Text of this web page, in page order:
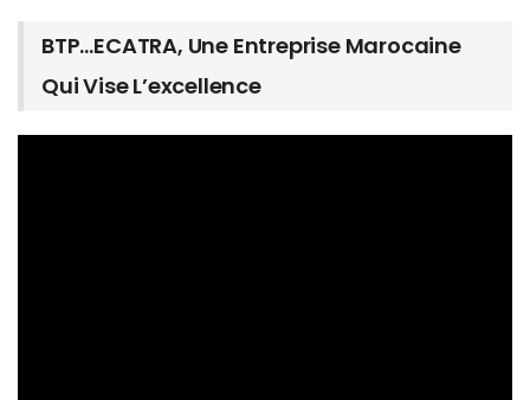
BTP…ECATRA, Une Entreprise Marocaine
Qui Vise L’excellence